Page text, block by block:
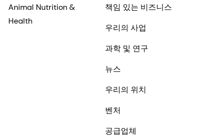
Animal Nutrition &
Health
책임 있는 비즈니스
우리의 사업
과학 및 연구
뉴스
우리의 위치
벤처
공급업체